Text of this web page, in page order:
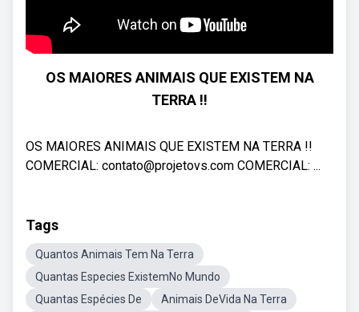
OS MAIORES ANIMAIS QUE EXISTEM NA
TERRA !!
OS MAIORES ANIMAIS QUE EXISTEM NA TERRA !!
COMERCIAL: contato@projetovs.com COMERCIAL: ...
Tags
Quantos Animais Tem Na Terra
Quantas Especies ExistemNo Mundo
Quantas Espécies De
Animais DeVida Na Terra